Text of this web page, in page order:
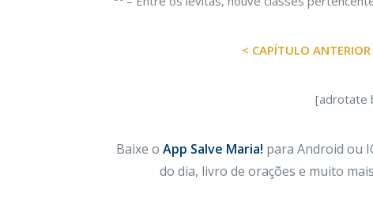
< CAPÍTULO ANTERIOR
[adrotate
Baixe o App Salve Maria! para Android ou
do dia, livro de orações e muito